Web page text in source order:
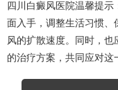
四川白癜风医院温馨提
面入手，调整生活习惯
风的扩散速度。同时，
的治疗方案，共同应对这